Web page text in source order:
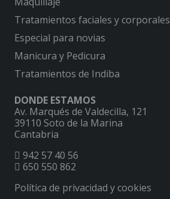
Tratamientos faciales y corporales
Especial para novias
Manicura y Pedicura
Tratamientos de Indiba
DONDE ESTAMOS
Av. Marqués de Valdecilla, 121
39110 Soto de la Marina
Cantabria
942 57 40 56
650 550 862
Política de privacidad y cookies